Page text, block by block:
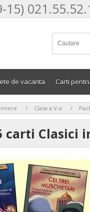
15)
de vacanta Carti
Clasa a V-a
carti Clasici